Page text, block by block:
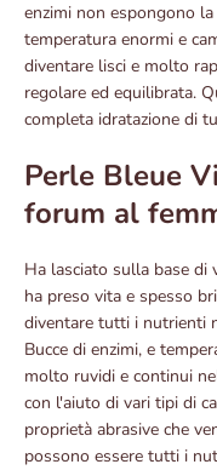
enzimi non espongono
temperatura enormi e
diventare lisci e molto
regolare ed equilibrata.
completa idratazione di
Perle Bleue
forum al
Ha lasciato sulla base
ha preso vita e spesso
diventare tutti i nutrienti
Bucce di enzimi, e
molto ruvidi e continui
con l'aiuto di vari tipi di
proprietà abrasive che
possono essere tutti i